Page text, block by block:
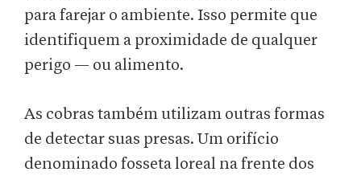
para farejar o ambiente. Isso permite que
identifiquem a proximidade de qualquer
perigo — ou alimento.
As cobras também utilizam outras formas
de detectar suas presas. Um orifício
denominado fosseta loreal na frente dos